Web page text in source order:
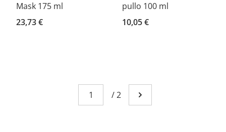
Mask 175 ml
23,73 €
pullo 100 ml
10,05 €
Sivu
You're currently reading page 1
/2 Mene seuraavalle